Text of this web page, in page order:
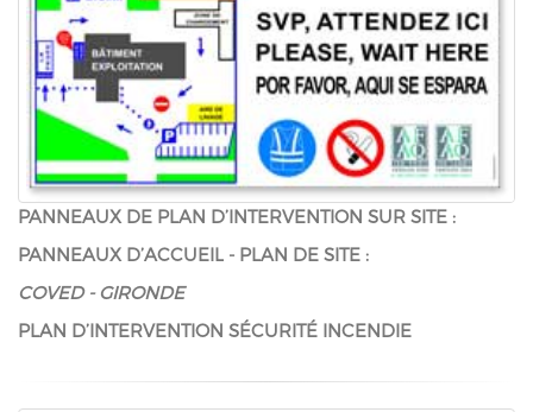
PANNEAUX DE PLAN D’INTERVENTION SUR SITE :
PANNEAUX D’ACCUEIL - PLAN DE SITE :
COVED - GIRONDE
PLAN D’INTERVENTION SÉCURITÉ INCENDIE